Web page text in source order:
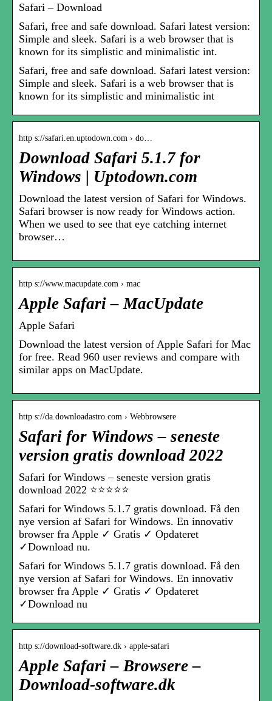
Safari – Download
Safari, free and safe download. Safari latest version:
Simple and sleek. Safari is a web browser that is
known for its simplistic and minimalistic int.
Safari, free and safe download. Safari latest version:
Simple and sleek. Safari is a web browser that is
known for its simplistic and minimalistic int
http s://safari.en.uptodown.com › do…
Download Safari 5.1.7 for
Windows | Uptodown.com
Download the latest version of Safari for Windows.
Safari browser is now ready for Windows action.
When we used to see that eye catching internet
browser…
http s://www.macupdate.com › mac
Apple Safari – MacUpdate
Apple Safari
Download the latest version of Apple Safari for Mac
for free. Read 960 user reviews and compare with
similar apps on MacUpdate.
http s://da.downloadastro.com › Webbrowsere
Safari for Windows – seneste
version gratis download 2022
Safari for Windows – seneste version gratis
download 2022 ⭐⭐⭐⭐⭐
Safari for Windows 5.1.7 gratis download. Få den
nye version af Safari for Windows. En innovativ
browser fra Apple ✓ Gratis ✓ Opdateret
✓Download nu.
Safari for Windows 5.1.7 gratis download. Få den
nye version af Safari for Windows. En innovativ
browser fra Apple ✓ Gratis ✓ Opdateret
✓Download nu
http s://download-software.dk › apple-safari
Apple Safari – Browsere –
Download-software.dk